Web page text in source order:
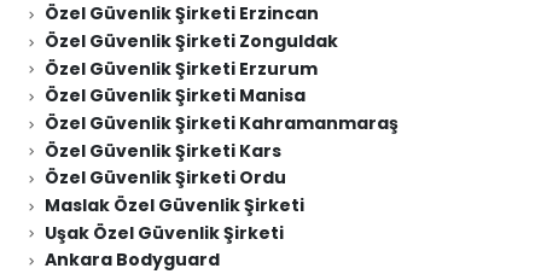
Özel Güvenlik Şirketi Erzincan
Özel Güvenlik Şirketi Zonguldak
Özel Güvenlik Şirketi Erzurum
Özel Güvenlik Şirketi Manisa
Özel Güvenlik Şirketi Kahramanmaraş
Özel Güvenlik Şirketi Kars
Özel Güvenlik Şirketi Ordu
Maslak Özel Güvenlik Şirketi
Uşak Özel Güvenlik Şirketi
Ankara Bodyguard